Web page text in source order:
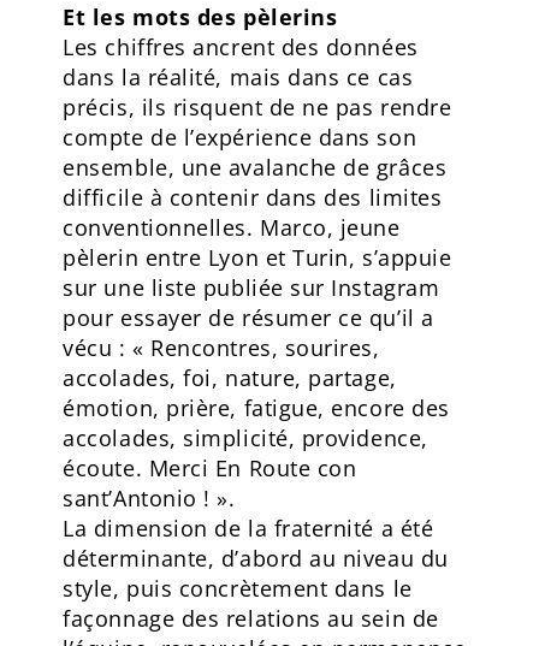
Et les mots des pèlerins
Les chiffres ancrent des données
dans la réalité, mais dans ce cas
précis, ils risquent de ne pas rendre
compte de l’expérience dans son
ensemble, une avalanche de grâces
difficile à contenir dans des limites
conventionnelles. Marco, jeune
pèlerin entre Lyon et Turin, s’appuie
sur une liste publiée sur Instagram
pour essayer de résumer ce qu’il a
vécu : « Rencontres, sourires,
accolades, foi, nature, partage,
émotion, prière, fatigue, encore des
accolades, simplicité, providence,
écoute. Merci En Route con
sant’Antonio ! ».
La dimension de la fraternité a été
déterminante, d’abord au niveau du
style, puis concrètement dans le
façonnage des relations au sein de